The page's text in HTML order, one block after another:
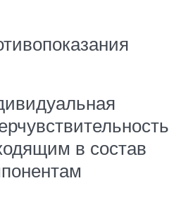
в состав